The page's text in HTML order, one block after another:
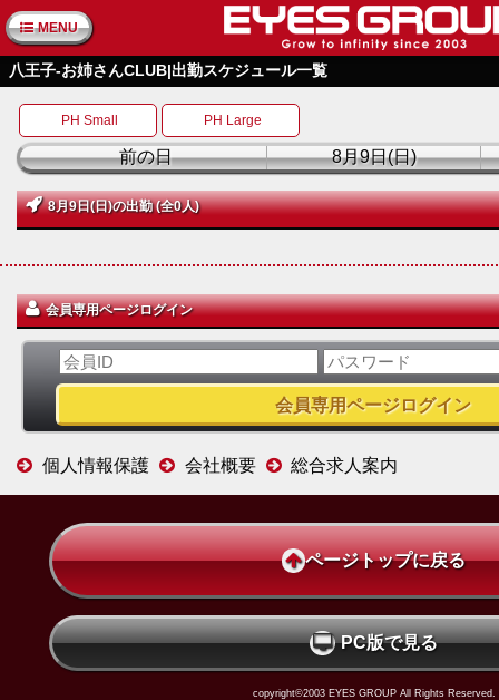
MENU
八王子-お姉さんCLUB|出勤スケジュール一覧
PH Small PH Large
前の日 8月9日(日)
8月9日(日)の出勤 (全0人)
会員専用ページログイン
個人情報保護 会社概要 総合求人案内
ページトップに戻る
PC版で見る
copyright©2003 EYES GROUP All Rights Reserved.